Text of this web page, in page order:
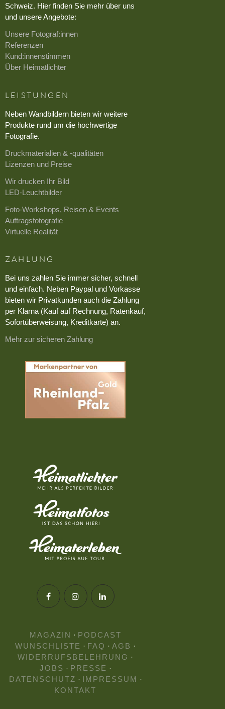
Schweiz. Hier finden Sie mehr über uns
und unsere Angebote:
Unsere Fotograf:innen
Referenzen
Kund:innenstimmen
Über Heimatlichter
LEISTUNGEN
Neben Wandbildern bieten wir weitere
Produkte rund um die hochwertige
Fotografie.
Druckmaterialien & -qualitäten
Lizenzen und Preise
Wir drucken Ihr Bild
LED-Leuchtbilder
Foto-Workshops, Reisen & Events
Auftragsfotografie
Virtuelle Realität
ZAHLUNG
Bei uns zahlen Sie immer sicher, schnell
und einfach. Neben Paypal und Vorkasse
bieten wir Privatkunden auch die Zahlung
per Klarna (Kauf auf Rechnung, Ratenkauf,
Sofortüberweisung, Kreditkarte) an.
Mehr zur sicheren Zahlung
MAGAZIN · PODCAST
WUNSCHLISTE · FAQ · AGB ·
WIDERRUFSBELEHRUNG ·
JOBS · PRESSE ·
DATENSCHUTZ · IMPRESSUM ·
KONTAKT